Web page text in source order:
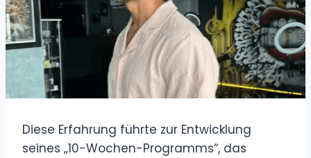
Diese Erfahrung führte zur Entwicklung
seines „10-Wochen-Programms“, das